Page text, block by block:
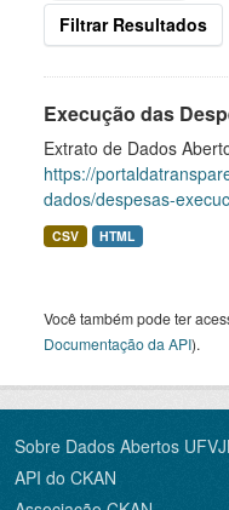
Filtrar Resultados
Execução das
Extrato de Dados
https://
dados/despesas-
CSV HTML
Você também pode ter
Documentação da API).
Sobre Dados Abertos
API do CKAN